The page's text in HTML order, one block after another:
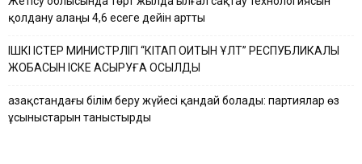
қолдану алаңы 4,6 есеге дейін артты
ІШКІ ІСТЕР МИНИСТРЛІГІ “КІТАП ОҚИТЫН ҰЛТ” РЕСПУБЛИКАЛЫҚ
ЖОБАСЫН ІСКЕ АСЫРУҒА ҚОСЫЛДЫ
Қазақстандағы білім беру жүйесі қандай болады: партиялар өз
ұсыныстарын таныстырды